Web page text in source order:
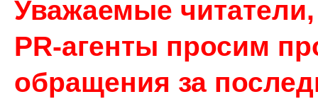
Уважаемые
PR-агенты просим
обращения за